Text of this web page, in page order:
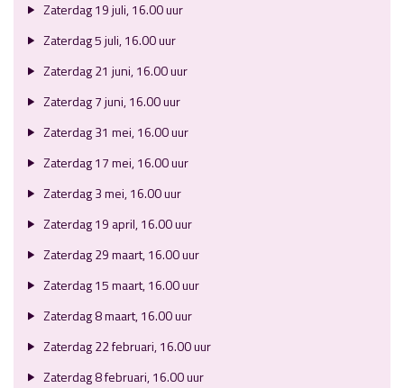
Zaterdag 19 juli, 16.00 uur
Zaterdag 5 juli, 16.00 uur
Zaterdag 21 juni, 16.00 uur
Zaterdag 7 juni, 16.00 uur
Zaterdag 31 mei, 16.00 uur
Zaterdag 17 mei, 16.00 uur
Zaterdag 3 mei, 16.00 uur
Zaterdag 19 april, 16.00 uur
Zaterdag 29 maart, 16.00 uur
Zaterdag 15 maart, 16.00 uur
Zaterdag 8 maart, 16.00 uur
Zaterdag 22 februari, 16.00 uur
Zaterdag 8 februari, 16.00 uur